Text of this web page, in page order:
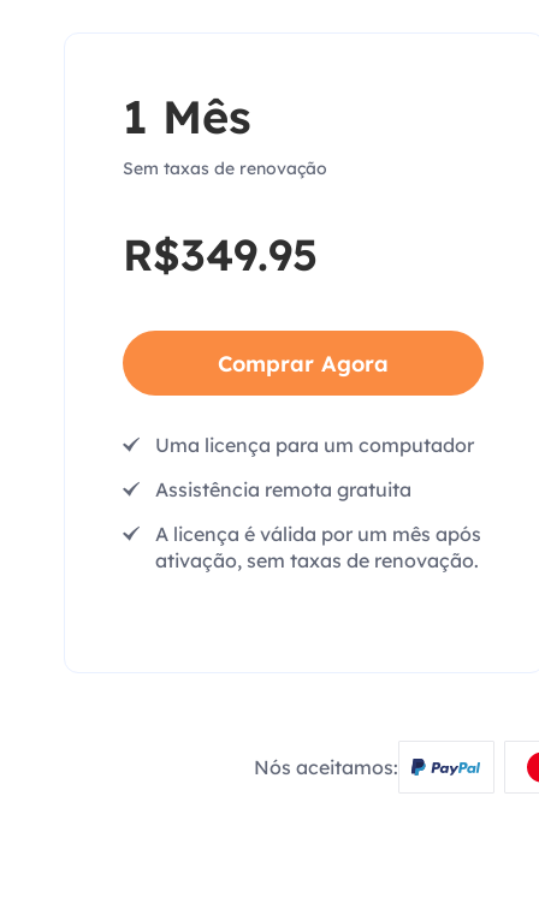
1 Mês
Sem taxas de renovação
R$349.95
Comprar Agora
Uma licença para um computador
Assistência remota gratuita
A licença é válida por um mês após
ativação, sem taxas de renovação.
Nós aceitamos: